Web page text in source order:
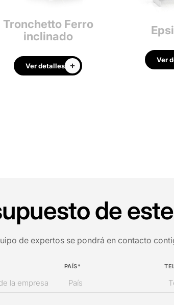
Tronchetto Ferro
inclinado
Ver detalles
Ver
de
de expertos se pondrá en contacto
PAÍS*